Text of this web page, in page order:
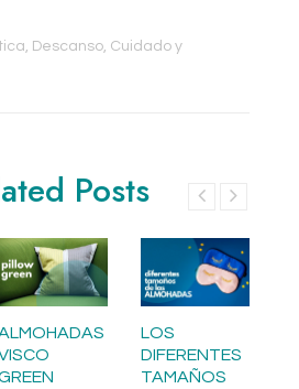
, Descanso, Cuidado y
Posts
LOS
DIFERENTES
TAMAÑOS